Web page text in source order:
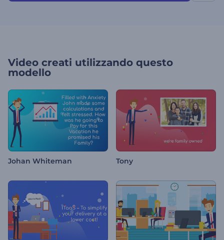
Video creati utilizzando questo
modello
Johan Whiteman Tony